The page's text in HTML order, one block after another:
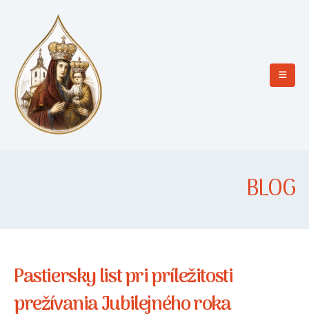
BLOG
Pastiersky list pri príležitosti
prežívania Jubilejného roka